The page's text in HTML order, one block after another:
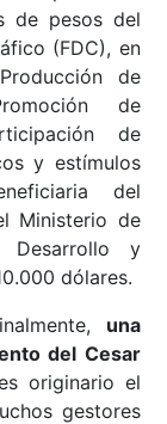
de pesos del
(FDC), en
de
de
de
y estímulos
del
Ministerio de
Desarrollo y
dólares.
una
del Cesar
originario el
gestores